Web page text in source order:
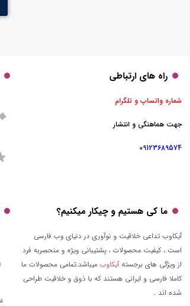
راه های ارتباطی
شماره واتساپ و تلگرام
جهت هماهنگی و انتشار
09123689574
ما کی هستیم و چیکار میکنیم؟
آیکاوب تداعی خلاقیت و نوآوری در دنیای وب فارسی
است ، کیفیت محصولات ، پشتیبانی ویژه و منحصربه فرد
از ویژگی های برجسته آیکاوب میباشد.تمامی محصولات ما
کاملا فارسی و ایرانی هستند که با ذوق و خلاقیت طراحی
شده اند .